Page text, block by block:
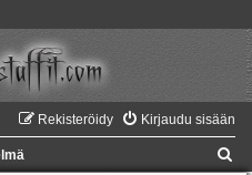
Kirjaudu sisään
Rekisteröidy